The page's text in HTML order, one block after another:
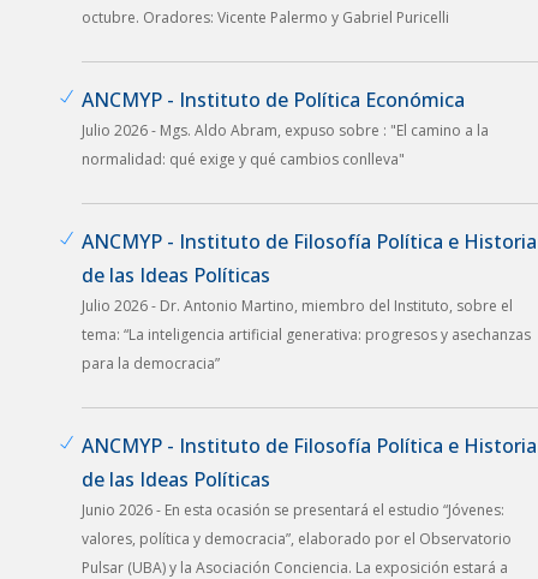
octubre. Oradores: Vicente Palermo y Gabriel Puricelli
ANCMYP - Instituto de Política Económica
Julio 2026 - Mgs. Aldo Abram, expuso sobre : "El camino a la
normalidad: qué exige y qué cambios conlleva"
ANCMYP - Instituto de Filosofía Política e Historia
de las Ideas Políticas
Julio 2026 - Dr. Antonio Martino, miembro del Instituto, sobre el
tema: “La inteligencia artificial generativa: progresos y asechanzas
para la democracia”
ANCMYP - Instituto de Filosofía Política e Historia
de las Ideas Políticas
Junio 2026 - En esta ocasión se presentará el estudio “Jóvenes:
valores, política y democracia”, elaborado por el Observatorio
Pulsar (UBA) y la Asociación Conciencia. La exposición estará a